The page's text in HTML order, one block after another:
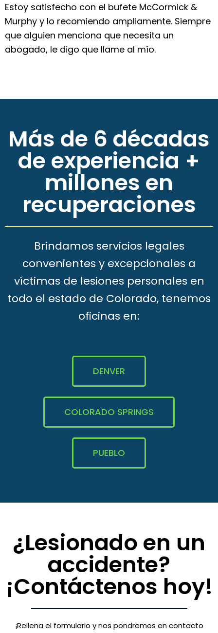
Estoy satisfecho con el bufete McCormick &
Murphy y lo recomiendo ampliamente. Siempre
que alguien menciona que necesita un
abogado, le digo que llame al mío.
Más de 6 décadas
de experiencia +
millones en
recuperaciones
Brindamos servicios legales
convenientes y excepcionales a
víctimas de lesiones personales en
todo el estado de Colorado, tenemos
oficinas en:
DENVER
COLORADO SPRINGS
PUEBLO
¿Lesionado en un
accidente?
¡Contáctenos hoy!
¡Rellena el formulario y nos pondremos en contacto